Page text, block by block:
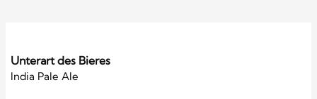
Unterart des Bieres
India Pale Ale